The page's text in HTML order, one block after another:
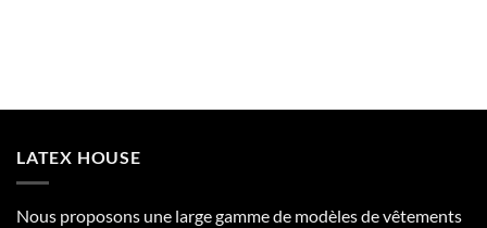
LATEX HOUSE
Nous proposons une large gamme de modèles de vêtements